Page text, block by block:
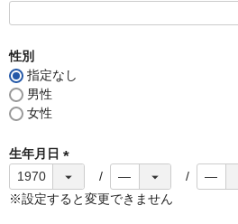
性別
指定なし
男性
女性
生年月日
(
必
※設定すると変更できません